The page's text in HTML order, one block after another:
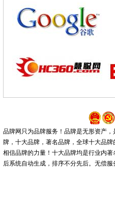
品牌网只为品牌服务！品牌是无形资产
牌，十大品牌，著名品牌，全球十大品
相信品牌的力量！十大品牌均是行业内
后系统自动生成，排序不分先后。无偿